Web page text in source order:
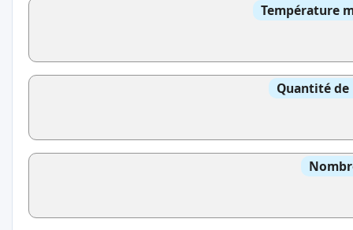
Température
Quantité